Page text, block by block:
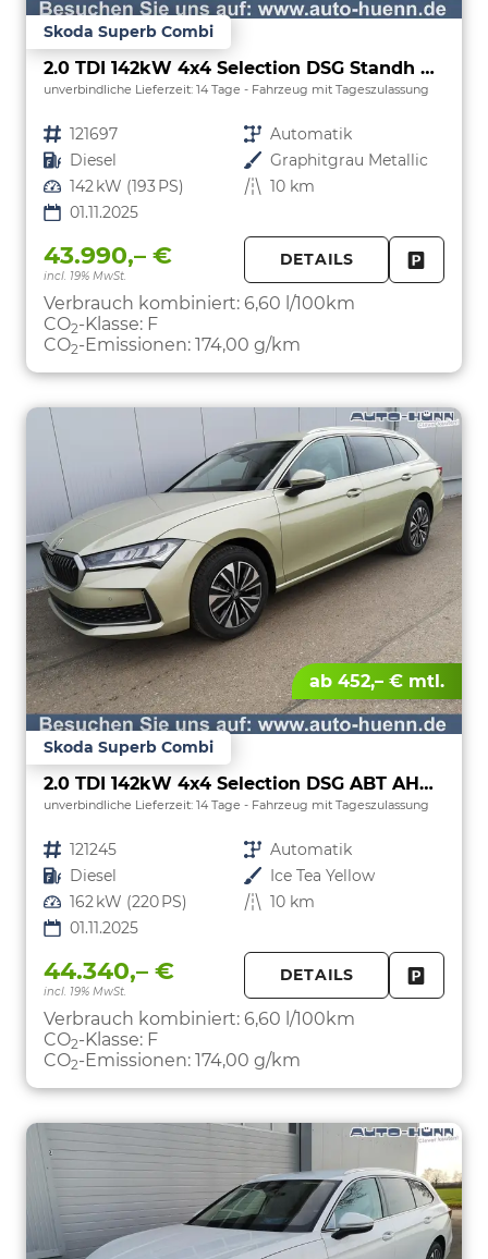
Skoda Superb Combi
2.0 TDI 142kW 4x4 Selection DSG Standh Sound AHK 360 Head Up Pano
unverbindliche Lieferzeit: 14 Tage Fahrzeug mit Tageszulassung
Fahrzeugnr. 121697 Getriebe Automatik
Kraftstoff Diesel Außenfarbe Graphitgrau Metallic
Leistung 142 kW (193 PS) Kilometerstand 10 km
01.11.2025
43.990,– €
incl. 19% MwSt.
DETAILS
Verbrauch kombiniert: 6,60 l/100km
CO2-Klasse: F
CO2-Emissionen: 174,00 g/km
ab 452,– € mtl.
Skoda Superb Combi
2.0 TDI 142kW 4x4 Selection DSG ABT AHK 360 Head Up
unverbindliche Lieferzeit: 14 Tage Fahrzeug mit Tageszulassung
Fahrzeugnr. 121245 Getriebe Automatik
Kraftstoff Diesel Außenfarbe Ice Tea Yellow
Leistung 162 kW (220 PS) Kilometerstand 10 km
01.11.2025
44.340,– €
incl. 19% MwSt.
DETAILS
Verbrauch kombiniert: 6,60 l/100km
CO2-Klasse: F
CO2-Emissionen: 174,00 g/km